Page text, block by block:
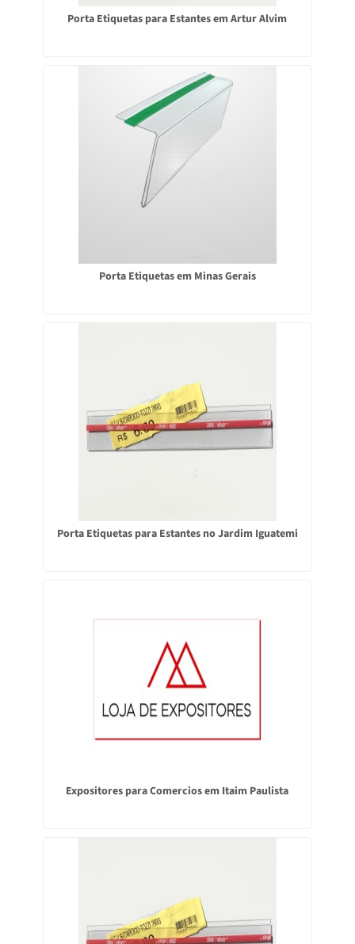
Porta Etiquetas para Estantes em Artur Alvim
Porta Etiquetas em Minas Gerais
Porta Etiquetas para Estantes no Jardim Iguatemi
Expositores para Comercios em Itaim Paulista